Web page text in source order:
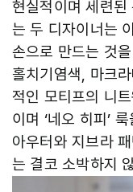
현실적이며 세련
는 두 디자이너는
손으로 만드는 것
홀치기염색, 마크
적인 모티프의 니
이며 ‘네오 히피’
아우터와 지브라
는 결코 소박하지